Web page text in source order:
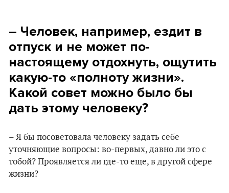
– Человек, например, ездит в
отпуск и не может по-
настоящему отдохнуть, ощутить
какую-то «полноту жизни».
Какой совет можно было бы
дать этому человеку?
– Я бы посоветовала человеку задать себе
уточняющие вопросы: во-первых, давно ли это с
тобой? Проявляется ли где-то еще, в другой сфере
жизни?